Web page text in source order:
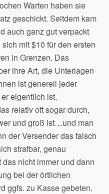
Warten haben sie
geschickt. Seitdem kam
auch ganz gut verpackt
mit $10 für den ersten
in Grenzen. Das
ihre Art, die Unterlagen
ist generell jeder
eigentlich ist.
relativ oft sogar durch,
und groß ist…und man
der Versender das falsch
strafbar, genau
nicht immer und dann
bei der örtlichen
ggfs. zu Kasse gebeten.